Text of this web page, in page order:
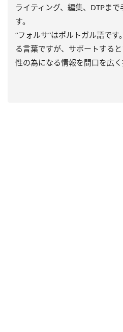
ライティング、編集、DTPま
す。
“フォルサ”はポルトガル語で
る言葉ですが、サポートする
性の為になる情報を間口を広く